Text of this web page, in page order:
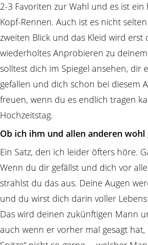
2-3 Favoriten zur Wahl und es ist ein
Kopf-Rennen. Auch ist es nicht
zweiten Blick und das Kleid wird erst
wiederholtes Anprobieren zu
solltest dich im Spiegel ansehen, dir
gefallen und dich schon bei diesem
freuen, wenn du es endlich tragen
Hochzeitstag.
Ob ich ihm und allen anderen wohl
Ein Satz, den ich leider öfters höre.
Wenn du dir gefällst und dich vor
strahlst du das aus. Deine Augen
und du wirst dich darin voller
Das wird deinen zukünftigen Mann
auch wenn er vorher mal gesagt hat,